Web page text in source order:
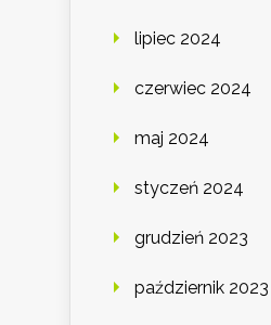
lipiec 2024
czerwiec 2024
maj 2024
styczeń 2024
grudzień 2023
październik 2023